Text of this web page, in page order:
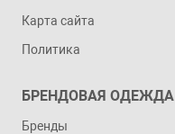
Карта сайта
Политика
БРЕНДОВАЯ ОДЕЖДА
Бренды